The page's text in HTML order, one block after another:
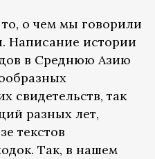
о чем мы говорили
Написание истории
в Среднюю Азию
свидетельств, так
разных лет,
текстов
Так, в нашем